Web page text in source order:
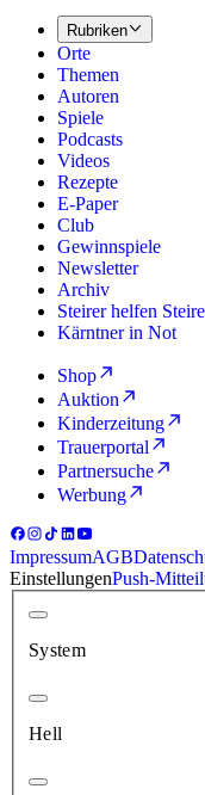
Rubriken
Orte
Themen
Autoren
Spiele
Podcasts
Videos
Rezepte
E-Paper
Club
Gewinnspiele
Newsletter
Archiv
Steirer helfen
Kärntner in Not
Shop
Auktion
Kinderzeitung
Trauerportal
Partnersuche
Werbung
ImpressumAGB
EinstellungenPush-
System
Hell